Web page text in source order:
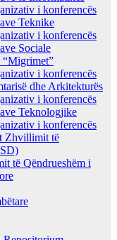
i konferencës
Teknike
i konferencës
Sociale
“Migrimet”
i konferencës
dhe Arkitekturës
i konferencës
Teknologjike
i konferencës
Zhvillimit të
të Qëndrueshëm i